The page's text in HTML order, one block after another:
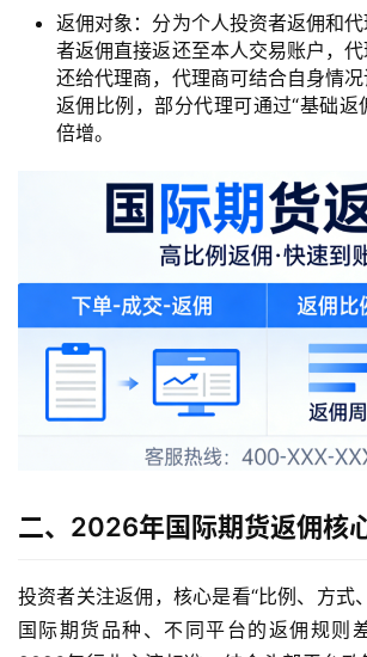
返佣对象：分为个人投资者返佣和
者返佣直接返还至本人交易账户，
还给代理商，代理商可结合自身情
返佣比例，部分代理可通过“基础返
倍增。
二、2026年国际期货返佣核
投资者关注返佣，核心是看“比例、方式
国际期货品种、不同平台的返佣规则